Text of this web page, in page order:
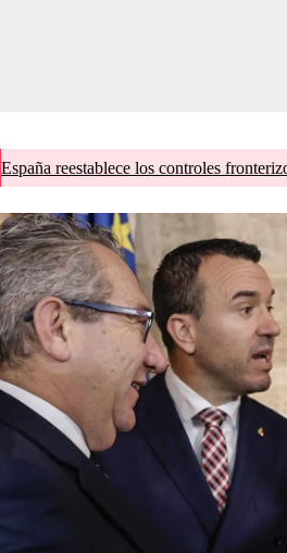
España reestablece los controles